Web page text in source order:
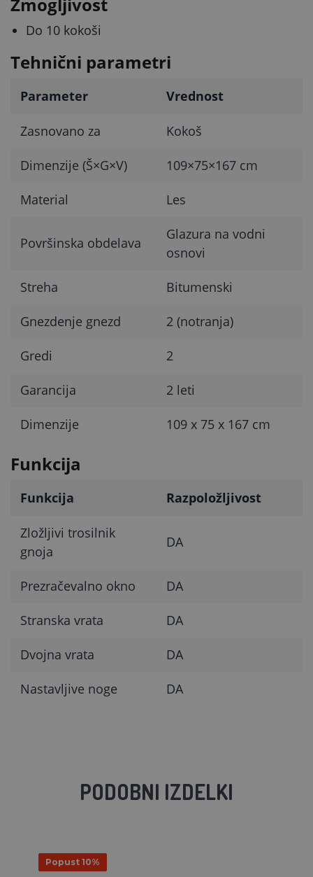
Do 10 kokoši
Tehnični parametri
Parameter Vrednost
Zasnovano za Kokoš
Dimenzije (Š×G×V) 109×75×167 cm
Material Les
Površinska obdelava
Glazura na vodni
osnovi
Streha Bitumenski
Gnezdenje gnezd 2 (notranja)
Gredi 2
Garancija 2 leti
Dimenzije 109 x 75 x 167 cm
Funkcija
Funkcija Razpoložljivost
Zložljivi trosilnik
gnoja
DA
Prezračevalno okno DA
Stranska vrata DA
Dvojna vrata DA
Nastavljive noge DA
PODOBNI IZDELKI
Popust 10%